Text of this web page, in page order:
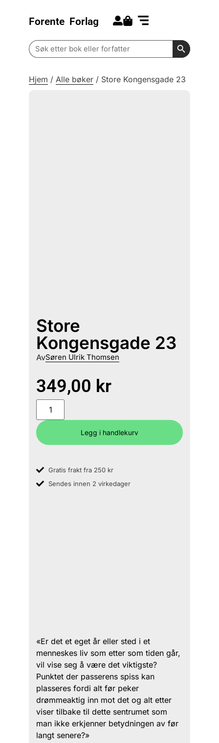
Forente Forlag
Search
for:
Search
Hjem / Alle bøker / Store Kongensgade 23
Store
Kongensgade 23
AvSøren Ulrik Thomsen
349,00 kr
Legg i handlekurv
Gratis frakt fra 250 kr
Sendes innen 2 virkedager
«Er det et eget år eller sted i et
menneskes liv som etter som tiden går,
vil vise seg å være det viktigste?
Punktet der passerens spiss kan
plasseres fordi alt før peker
drømmeaktig inn mot det og alt etter
viser tilbake til dette sentrumet som
man ikke erkjenner betydningen av før
langt senere?»